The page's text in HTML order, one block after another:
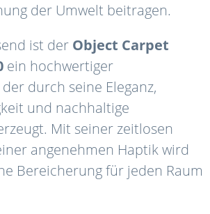
der Umwelt beitragen.
ist der Object Carpet
ein hochwertiger
durch seine Eleganz,
und nachhaltige
Mit seiner zeitlosen
angenehmen Haptik wird
Bereicherung für jeden Raum